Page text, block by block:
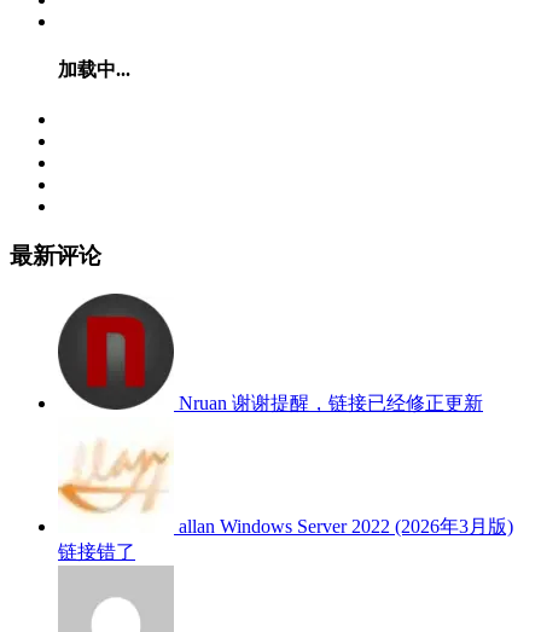
加载中...
最新评论
Nruan 谢谢提醒，链接已经修正更新
allan Windows Server 2022 (2026年3月版)
链接错了